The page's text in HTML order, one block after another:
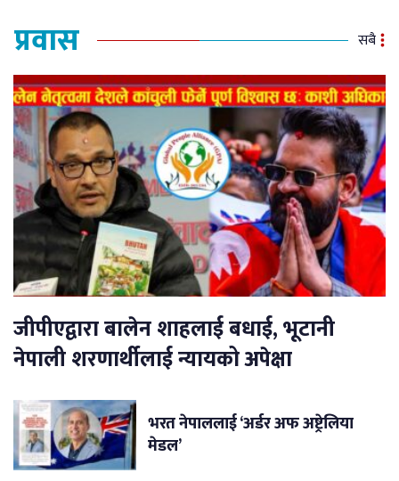
प्रवास सबै
जीपीएद्वारा बालेन शाहलाई बधाई, भूटानी
नेपाली शरणार्थीलाई न्यायको अपेक्षा
भरत नेपाललाई ‘अर्डर अफ अष्ट्रेलिया
मेडल’